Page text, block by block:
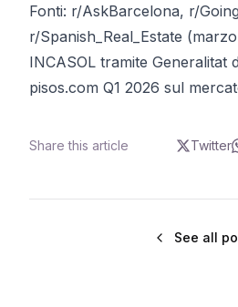
Fonti: r/AskBarcelona, r/
r/Spanish_Real_Estate
INCASOL tramite Generalitat
pisos.com Q1 2026 sul
Share this article Twitter
See all